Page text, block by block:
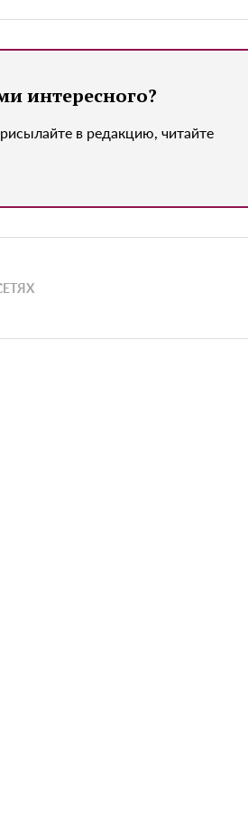
интересного?
в редакцию, читайте